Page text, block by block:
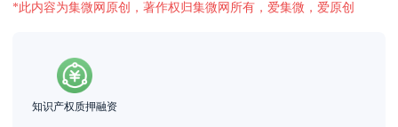
*此内容为集微网原创，著作权归集微网所有，爱集微，爱原创
知识产权质押融资